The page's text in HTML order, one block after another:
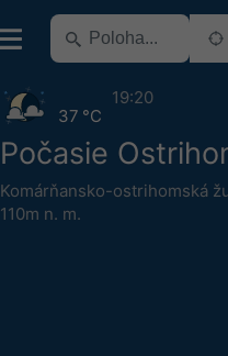
Počasie
Komárňansko-ostrihomská
110m n. m.
37 °C
19:20